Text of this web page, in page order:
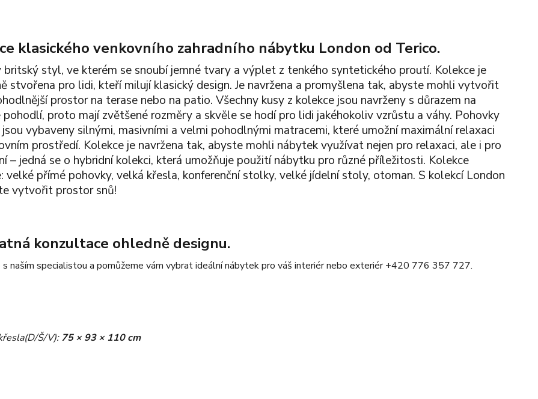
klasického venkovního zahradního nábytku London od Terico.
britský styl, ve kterém se snoubí jemné tvary a výplet z tenkého syntetického proutí. Kolekce je
stvořena pro lidi, kteří milují klasický design. Je navržena a promyšlena tak, abyste mohli vytvořit
prostor na terase nebo na patio. Všechny kusy z kolekce jsou navrženy s důrazem na
pohodlí, proto mají zvětšené rozměry a skvěle se hodí pro lidi jakéhokoliv vzrůstu a váhy. Pohovky
vybaveny silnými, masivními a velmi pohodlnými matracemi, které umožní maximální relaxaci
prostředí. Kolekce je navržena tak, abyste mohli nábytek využívat nejen pro relaxaci, ale i pro
– jedná se o hybridní kolekci, která umožňuje použití nábytku pro různé příležitosti. Kolekce
velké přímé pohovky, velká křesla, konferenční stolky, velké jídelní stoly, otoman. S kolekcí London
vytvořit prostor snů!
konzultace ohledně designu.
naším specialistou a pomůžeme vám vybrat ideální nábytek pro váš interiér nebo exteriér +420 776 357 727.
(D/Š/V):75 × 93 × 110 cm